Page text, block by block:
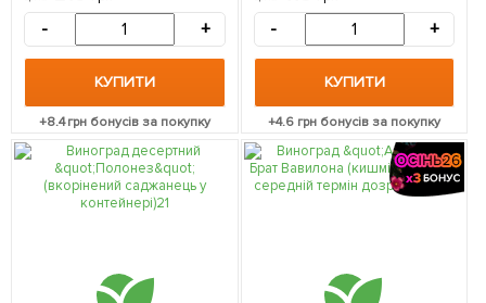
- +
КУПИТИ
+8.4грн бонусів за покупку
- +
КУПИТИ
+4.6 грн бонусів за покупку